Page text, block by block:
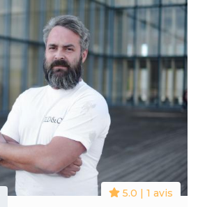
5.0 | 1 avis